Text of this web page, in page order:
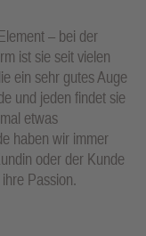
– bei der
ist sie seit vielen
ein sehr gutes Auge
und jeden findet sie
etwas
haben wir immer
oder der Kunde
Passion.